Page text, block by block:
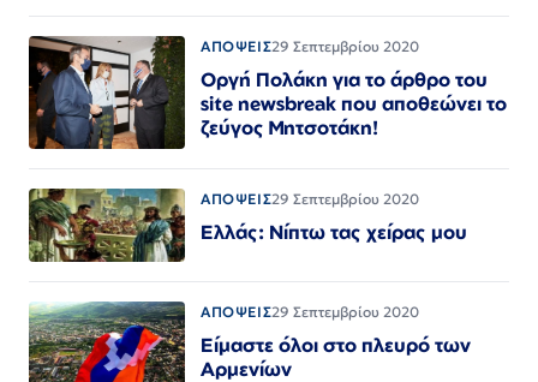
ΑΠΟΨΕΙΣ29 Σεπτεμβρίου 2020
Οργή Πολάκη για το άρθρο του
site newsbreak που αποθεώνει το
ζεύγος Μητσοτάκη!
ΑΠΟΨΕΙΣ29 Σεπτεμβρίου 2020
Ελλάς: Νίπτω τας χείρας μου
ΑΠΟΨΕΙΣ29 Σεπτεμβρίου 2020
Είμαστε όλοι στο πλευρό των
Αρμενίων